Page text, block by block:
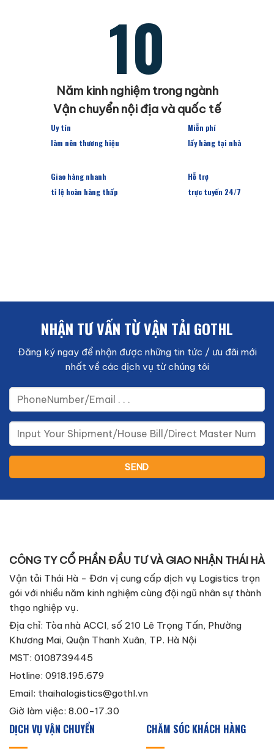
10
Năm kinh nghiệm trong ngành
Vận chuyển nội địa và quốc tế
Uy tín
làm nên thương hiệu
Miễn phí
lấy hàng tại nhà
Giao hàng nhanh
tỉ lệ hoàn hàng thấp
Hỗ trợ
trực tuyến 24/7
NHẬN TƯ VẤN TỪ VẬN TẢI GOTHL
Đăng ký ngay để nhận được những tin tức / ưu đãi mới
nhất về các dịch vụ từ chúng tôi
CÔNG TY CỔ PHẦN ĐẦU TƯ VÀ GIAO NHẬN THÁI HÀ
Vận tải Thái Hà - Đơn vị cung cấp dịch vụ Logistics trọn
gói với nhiều năm kinh nghiệm cùng đội ngũ nhân sự thành
thạo nghiệp vụ.
Địa chỉ: Tòa nhà ACCI, số 210 Lê Trọng Tấn, Phường
Khương Mai, Quận Thanh Xuân, TP. Hà Nội
MST: 0108739445
Hotline: 0918.195.679
Email: thaihalogistics@gothl.vn
Giờ làm việc: 8.00-17.30
DỊCH VỤ VẬN CHUYỂN CHĂM SÓC KHÁCH HÀNG